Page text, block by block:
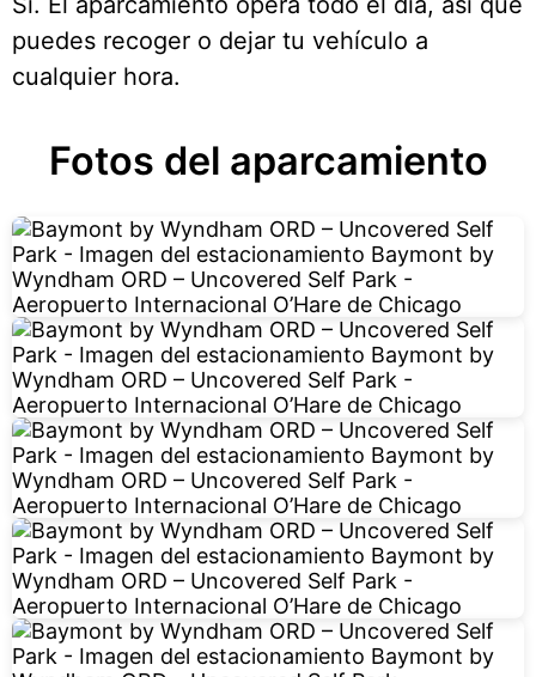
puedes recoger o dejar tu vehículo a
cualquier hora.
Fotos del aparcamiento